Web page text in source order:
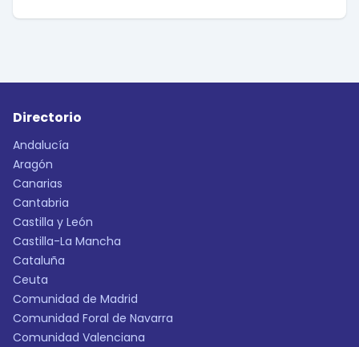
Directorio
Andalucía
Aragón
Canarias
Cantabria
Castilla y León
Castilla-La Mancha
Cataluña
Ceuta
Comunidad de Madrid
Comunidad Foral de Navarra
Comunidad Valenciana